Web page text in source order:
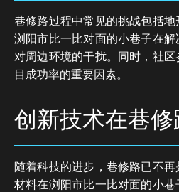
巷修路过程中常见的挑战包括
浏阳市比一比对面的小巷子在
对周边环境的干扰。同时，社
目成功率的重要因素。
创新技术在巷修
随着科技的进步，巷修路已不
材料在浏阳市比一比对面的小